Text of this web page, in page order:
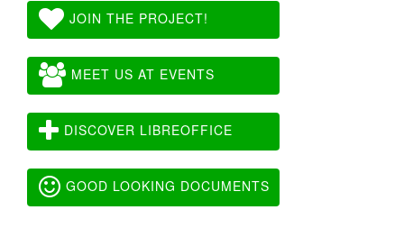
JOIN THE PROJECT!
MEET US AT EVENTS
DISCOVER LIBREOFFICE
GOOD LOOKING DOCUMENTS